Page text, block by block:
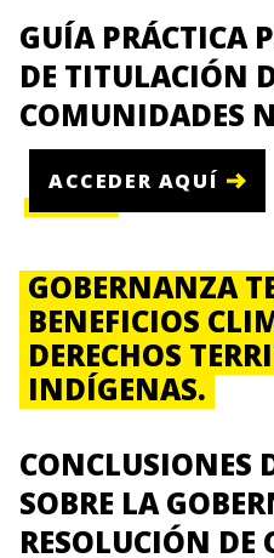
GUÍA PRÁCTICA
DE TITULACIÓN
COMUNIDADES
ACCEDER AQUÍ
GOBERNANZA
BENEFICIOS
DERECHOS
INDÍGENAS.
CONCLUSIONES
SOBRE LA
RESOLUCIÓN DE